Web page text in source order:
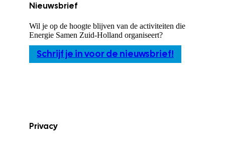
Nieuwsbrief
Wil je op de hoogte blijven van de activiteiten die
Energie Samen Zuid-Holland organiseert?
Schrijf je in voor de nieuwsbrief!
Privacy